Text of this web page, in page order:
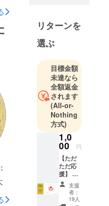
め、10月に
本来廃棄さ
れるはず
活用した靴
下が完成し
ました。
このブラン
ドでは、個
性を大切に
して欲しい
という想い
を靴下に乗
せて全国の
若者に届け
リターンを
選ぶ
目標金額
未達なら
全額返金
されます
(All-or-
Nothing
方式)
1,0
00 円
【ただ
ただ応
援】 ▼
内容 ①
応援を
して下
支援
者：
19人